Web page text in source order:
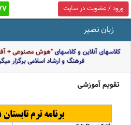
ورود / عضویت در سایت
زبان نصیر
کلاسهای آنلاین و کلاسهای"هوش مصنوعی +
فرهنگ و ارشاد اسلامی برگزار
تقویم آموزشی